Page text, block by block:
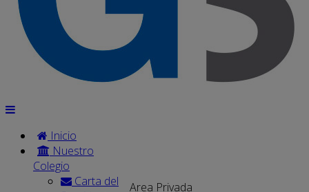
Area Privada
Inicio
Nuestro
Colegio
Carta del